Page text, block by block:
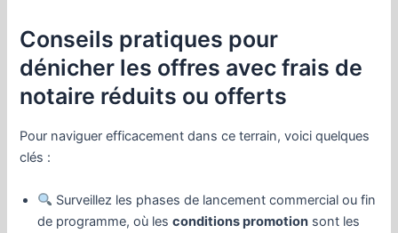
Conseils pratiques pour
dénicher les offres avec frais de
notaire réduits ou offerts
Pour naviguer efficacement dans ce terrain, voici quelques
clés :
Surveillez les phases de lancement commercial ou fin
de programme, où lesconditions promotion sont les